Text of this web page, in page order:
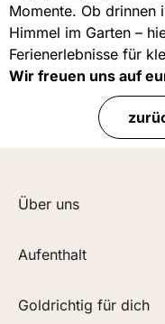
Momente. Ob drinnen
Himmel im Garten –
Ferienerlebnisse für
Wir freuen uns auf
Über uns
Aufenthalt
Goldrichtig für dich